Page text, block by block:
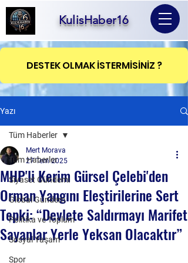
KulisHaber16
DESTEK OLMAK İSTERMİSİNİZ ?
Yazı
Tüm Haberler
Siyaset Gündemi
Global Gündem
Politika ve Toplum
Sosyal Yaşam
Spor
Tüm Haberler
MHP'li Kerim Gürsel Çelebi'den
Orman Yangını Eleştirilerine Sert
Tepki: “Devlete Saldırmayı Marifet
Sayanlar Yerle Yeksan Olacaktır”
Mert Morava
27 Tem 2025